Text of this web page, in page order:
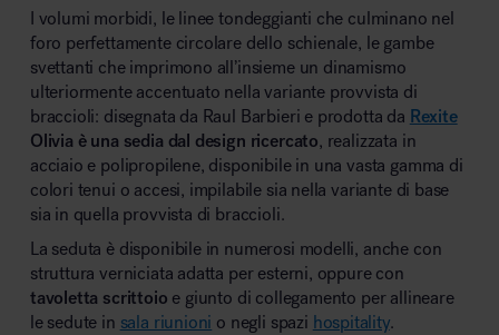
I volumi morbidi, le linee tondeggianti che culminano nel
foro perfettamente circolare dello schienale, le gambe
svettanti che imprimono all’insieme un dinamismo
ulteriormente accentuato nella variante provvista di
braccioli: disegnata da Raul Barbieri e prodotta da Rexite
Olivia è una sedia dal design ricercato, realizzata in
acciaio e polipropilene, disponibile in una vasta gamma di
colori tenui o accesi, impilabile sia nella variante di base
sia in quella provvista di braccioli.
La seduta è disponibile in numerosi modelli, anche con
struttura verniciata adatta per esterni, oppure con
tavoletta scrittoio e giunto di collegamento per allineare
le sedute in sala riunioni o negli spazi hospitality.